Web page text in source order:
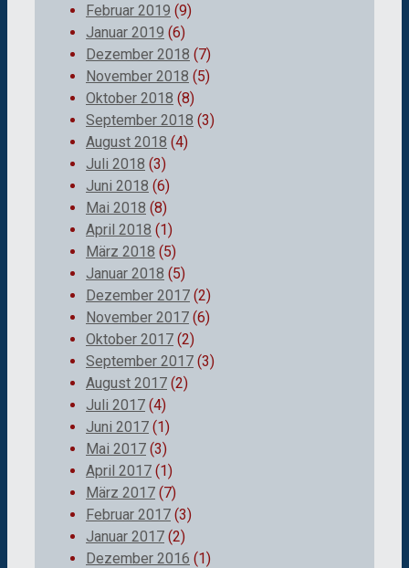
Februar 2019 (9)
Januar 2019 (6)
Dezember 2018 (7)
November 2018 (5)
Oktober 2018 (8)
September 2018 (3)
August 2018 (4)
Juli 2018 (3)
Juni 2018 (6)
Mai 2018 (8)
April 2018 (1)
März 2018 (5)
Januar 2018 (5)
Dezember 2017 (2)
November 2017 (6)
Oktober 2017 (2)
September 2017 (3)
August 2017 (2)
Juli 2017 (4)
Juni 2017 (1)
Mai 2017 (3)
April 2017 (1)
März 2017 (7)
Februar 2017 (3)
Januar 2017 (2)
Dezember 2016 (1)